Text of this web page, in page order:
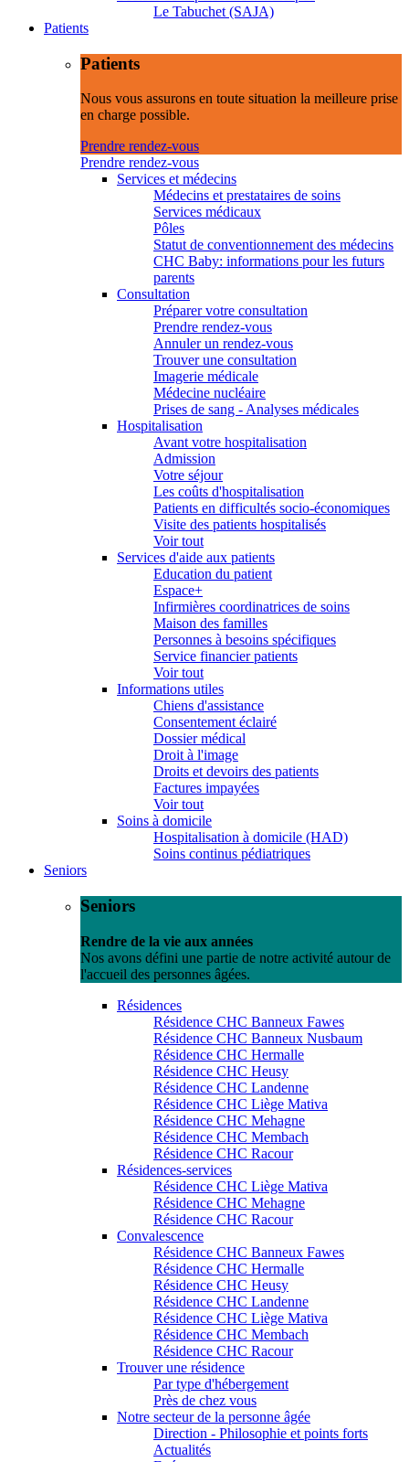
Le Tabuchet (SAJA)
Patients
Patients
Nous vous assurons en toute situation la meilleure prise
en charge possible.
Prendre rendez-vous
Prendre rendez-vous
Services et médecins
Médecins et prestataires de soins
Services médicaux
Pôles
Statut de conventionnement des médecins
CHC Baby: informations pour les futurs
parents
Consultation
Préparer votre consultation
Prendre rendez-vous
Annuler un rendez-vous
Trouver une consultation
Imagerie médicale
Médecine nucléaire
Prises de sang - Analyses médicales
Hospitalisation
Avant votre hospitalisation
Admission
Votre séjour
Les coûts d'hospitalisation
Patients en difficultés socio-économiques
Visite des patients hospitalisés
Voir tout
Services d'aide aux patients
Education du patient
Espace+
Infirmières coordinatrices de soins
Maison des familles
Personnes à besoins spécifiques
Service financier patients
Voir tout
Informations utiles
Chiens d'assistance
Consentement éclairé
Dossier médical
Droit à l'image
Droits et devoirs des patients
Factures impayées
Voir tout
Soins à domicile
Hospitalisation à domicile (HAD)
Soins continus pédiatriques
Seniors
Seniors
Rendre de la vie aux années
Nos avons défini une partie de notre activité autour de
l'accueil des personnes âgées.
Résidences
Résidence CHC Banneux Fawes
Résidence CHC Banneux Nusbaum
Résidence CHC Hermalle
Résidence CHC Heusy
Résidence CHC Landenne
Résidence CHC Liège Mativa
Résidence CHC Mehagne
Résidence CHC Membach
Résidence CHC Racour
Résidences-services
Résidence CHC Liège Mativa
Résidence CHC Mehagne
Résidence CHC Racour
Convalescence
Résidence CHC Banneux Fawes
Résidence CHC Hermalle
Résidence CHC Heusy
Résidence CHC Landenne
Résidence CHC Liège Mativa
Résidence CHC Membach
Résidence CHC Racour
Trouver une résidence
Par type d'hébergement
Près de chez vous
Notre secteur de la personne âgée
Direction - Philosophie et points forts
Actualités